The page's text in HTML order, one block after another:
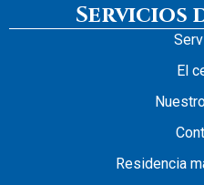
Servicios
El
Residencia